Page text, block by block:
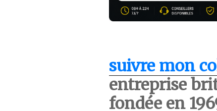
suivre mon
entreprise
fondée en